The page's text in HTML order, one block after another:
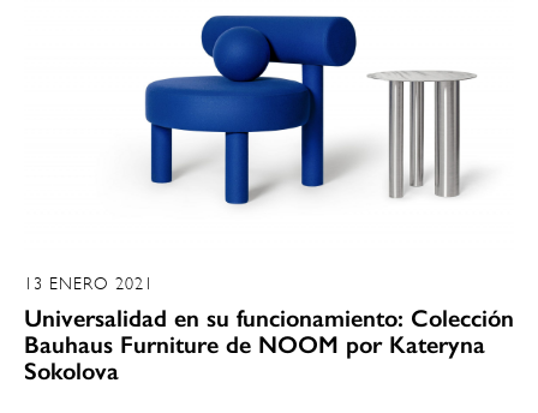
13 ENERO 2021
Universalidad en su funcionamiento: Colección
Bauhaus Furniture de NOOM por Kateryna
Sokolova